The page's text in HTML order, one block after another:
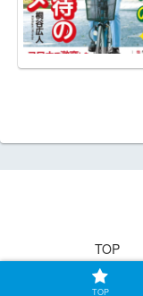
TOP
TOP